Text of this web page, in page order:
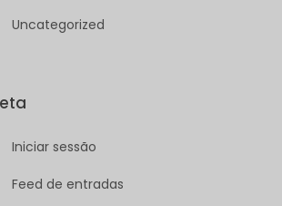
Uncategorized
Iniciar sessão
Feed de entradas